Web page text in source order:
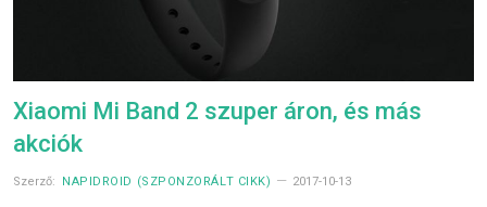
Xiaomi Mi Band 2 szuper áron, és más
akciók
Szerző: NAPIDROID (SZPONZORÁLT CIKK) 2017-10-13